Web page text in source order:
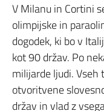
V Milanu in Cortini
olimpijske in
dogodek, ki bo v
kot 90 držav. Po
milijarde ljudi. Vseh
otvoritvene
držav in vlad z